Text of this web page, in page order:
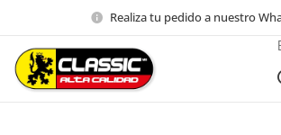
Realiza tu pedido a nuestro